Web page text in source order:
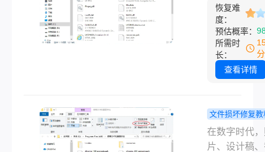
助你快速恢
的图片文件。
指南助您找
贵影像！
片格式之一
录了我们的
滴、工作成
贵回忆。然
您满怀期待
文件”、“文件
坏”或是一个
图标时，那
恢复难
度：
预估概率：
所需时
长：
查看详情
文件损坏修复教
png图片损
开如何修复
在数字时代
片、设计稿